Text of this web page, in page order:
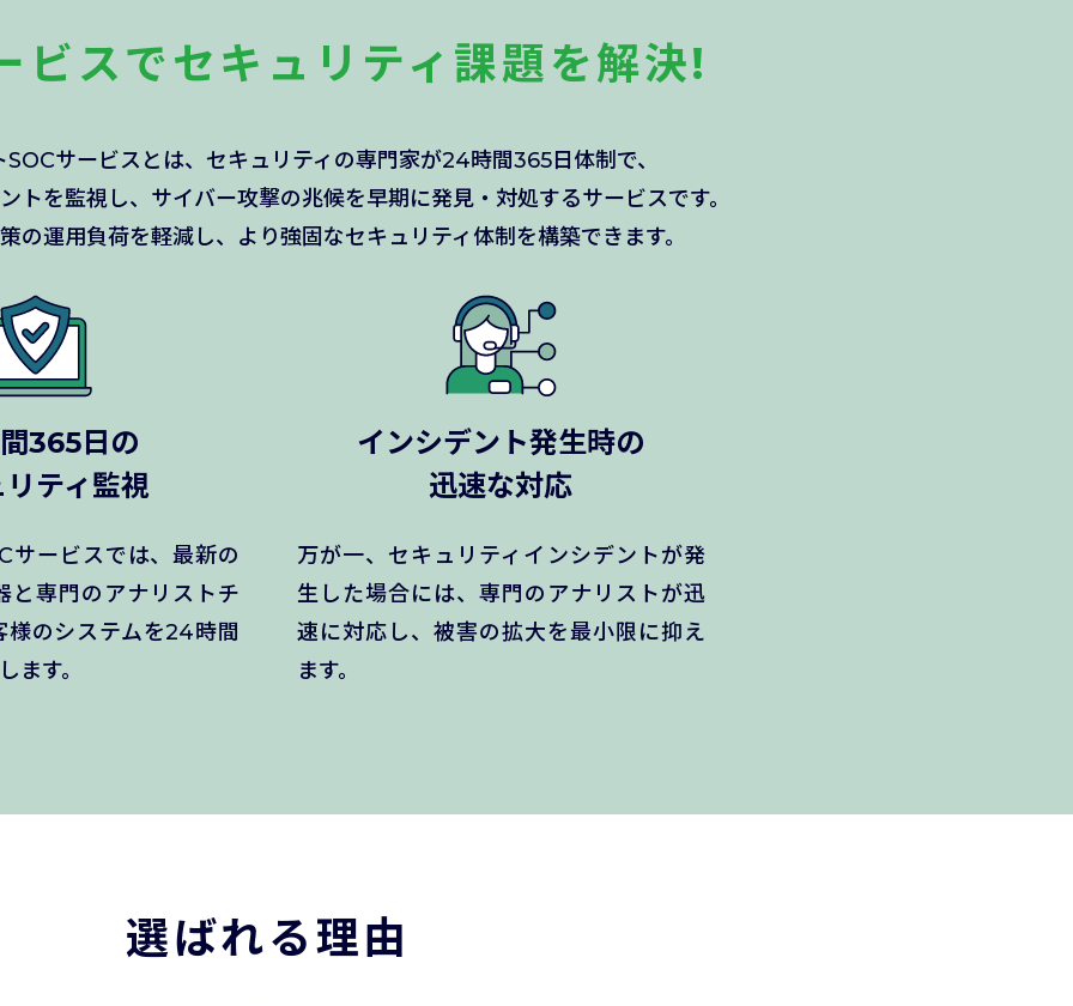
ビスでセキュリティ課題を解決!
サービスとは、セキュリティの専門家が24時間365日体制で、
トを監視し、サイバー攻撃の兆候を早期に発見・対処するサービスです。
の運用負荷を軽減し、より強固なセキュリティ体制を構築できます。
365日の
ティ監視
サービスでは、最新の
と専門のアナリストチ
様のシステムを24時間
ます。
インシデント発生時の
迅速な対応
万が一、セキュリティインシデントが発
生した場合には、専門のアナリストが迅
速に対応し、被害の拡大を最小限に抑え
ます。
選ばれる理由